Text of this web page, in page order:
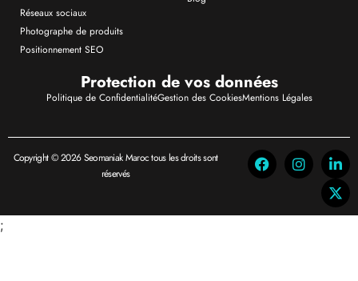
Réseaux sociaux
Photographe de produits
Positionnement SEO
Protection de vos données
Politique de ConfidentialitéGestion des CookiesMentions Légales
Copyright © 2026 Seomaniak Maroc tous les droits sont
réservés
;